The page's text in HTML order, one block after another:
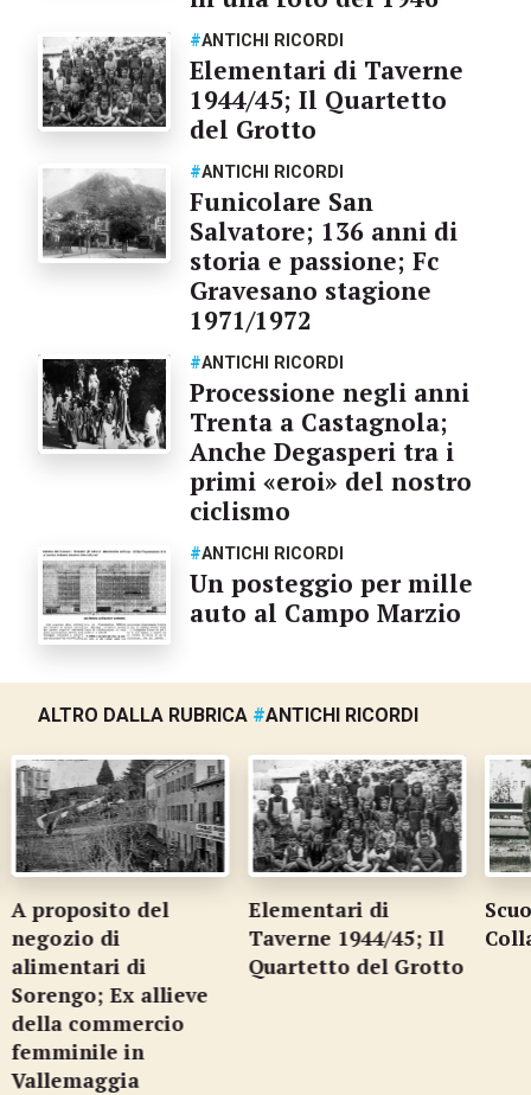
#ANTICHI RICORDI
Elementari di Taverne
1944/45; Il Quartetto
del Grotto
#ANTICHI RICORDI
Funicolare San
Salvatore; 136 anni di
storia e passione; Fc
Gravesano stagione
1971/1972
#ANTICHI RICORDI
Processione negli anni
Trenta a Castagnola;
Anche Degasperi tra i
primi «eroi» del nostro
ciclismo
#ANTICHI RICORDI
Un posteggio per mille
auto al Campo Marzio
ALTRO DALLA RUBRICA #ANTICHI RICORDI
del
di
di
Ex allieve
in
Elementari di
Taverne 1944/45; Il
Quartetto del Grotto
Scuola
Colla nel